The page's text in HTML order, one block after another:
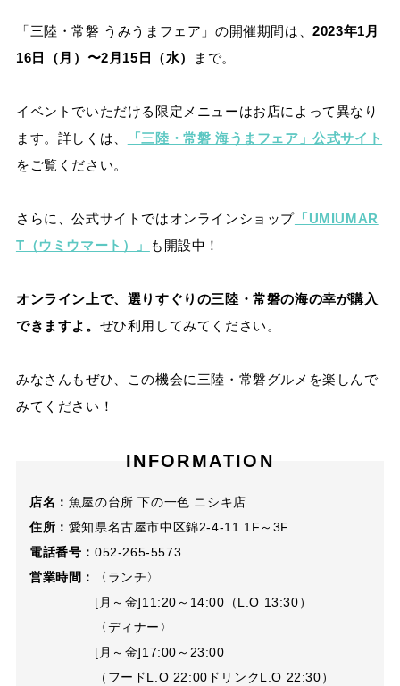
「三陸・常磐 うみうまフェア」の開催期間は、2023年1月
16日（月）〜2月15日（水）
まで。
イベントでいただける限定メニューはお店によって異なり
ます。詳しくは、
「三陸・常磐 海うまフェア」公式サイト
をご覧ください。
さらに、公式サイトではオンラインショップ「UMIUMAR
T（ウミウマート）」
も開設中！
オンライン上で、選りすぐりの三陸・常磐の海の幸が購入
できますよ。 ぜひ利用してみてください。
みなさんもぜひ、この機会に三陸・常磐グルメを楽しんで
みてください！
INFORMATION
店名： 魚屋の台所 下の一色 ニシキ店
住所： 愛知県名古屋市中区錦2-4-11 1F～3F
電話番号： 052-265-5573
営業時間：
〈ランチ〉
[月～金]11:20～14:00（L.O 13:30）
〈ディナー〉
[月～金]17:00～23:00
（フードL.O 22:00ドリンクL.O 22:30）